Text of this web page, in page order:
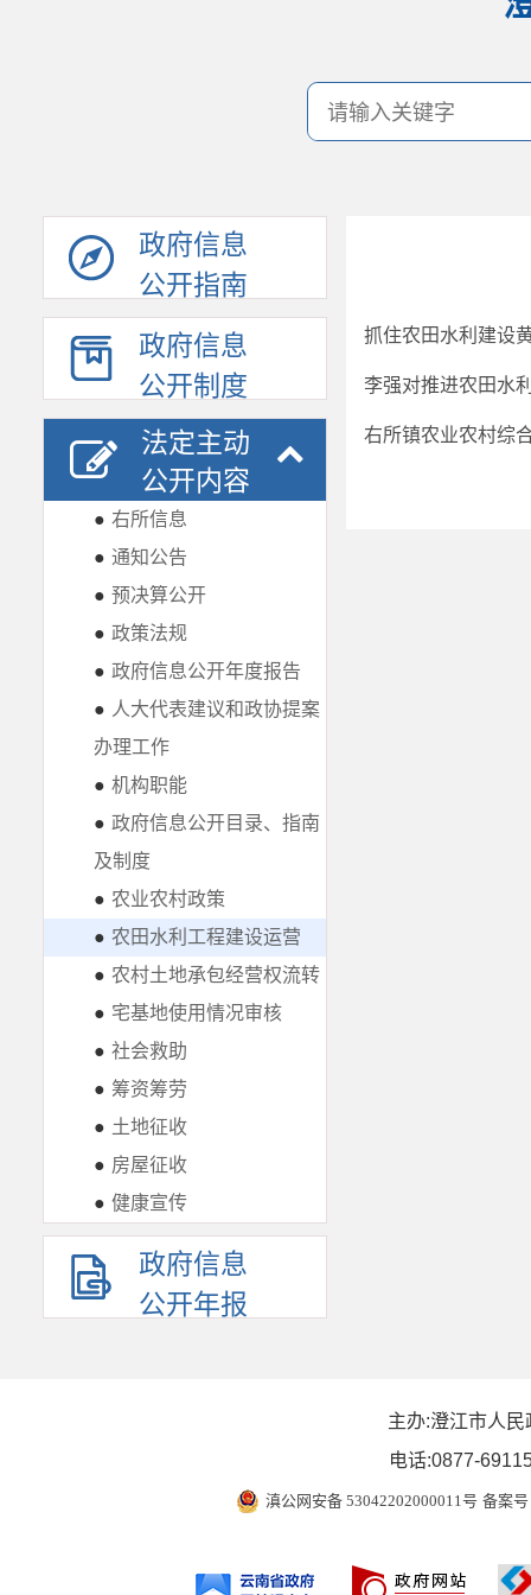
政府信息
公开指南
政府信息
公开制度
法定主动
公开内容
● 右所信息
● 通知公告
● 预决算公开
● 政策法规
● 政府信息公开年度报告
● 人大代表建议和政协提案
办理工作
● 机构职能
● 政府信息公开目录、指南
及制度
● 农业农村政策
● 农田水利工程建设运营
● 农村土地承包经营权流转
● 宅基地使用情况审核
● 社会救助
● 筹资筹劳
● 土地征收
● 房屋征收
● 健康宣传
政府信息
公开年报
抓住农田水利建设
李强对推进农田水
右所镇农业农村综
主办:澄江市人民
电话:0877-
滇公网安备 53042202000011号 备案号